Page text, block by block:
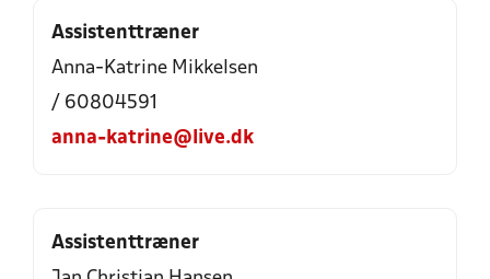
Assistenttræner
Anna-Katrine Mikkelsen
/ 60804591
anna-katrine@live.dk
Assistenttræner